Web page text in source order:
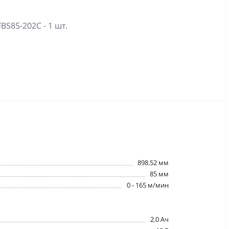
202C - 1 шт.
898.52 мм
85 мм
0 - 165 м/мин
2.0 Ач